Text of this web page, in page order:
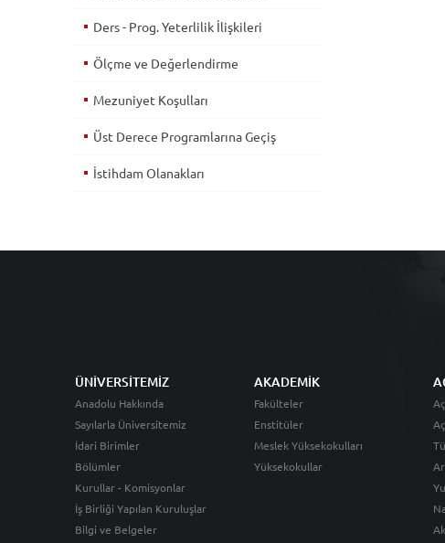
Ders - Prog. Yeterlilik İlişkileri
Ölçme ve Değerlendirme
Mezuniyet Koşulları
Üst Derece Programlarına Geçiş
İstihdam Olanakları
ÜNİVERSİTEMİZ
Anadolu Hakkında
Sayılarla Üniversitemiz
İdari Birimler
Bölümler
Kurullar - Komisyonlar
İş Birliği Yapılan Kuruluşlar
Bilgi ve Belgeler
AKADEMİK
Fakülteler
Enstitüler
Meslek Yüksekokulları
Yüksekokullar